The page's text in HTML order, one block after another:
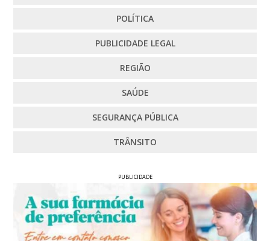
POLÍTICA
PUBLICIDADE LEGAL
REGIÃO
SAÚDE
SEGURANÇA PÚBLICA
TRÂNSITO
PUBLICIDADE